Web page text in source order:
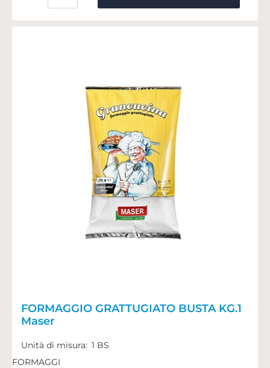
FORMAGGIO GRATTUGIATO BUSTA KG.1
Maser
Unità di misura: 1 BS
FORMAGGI